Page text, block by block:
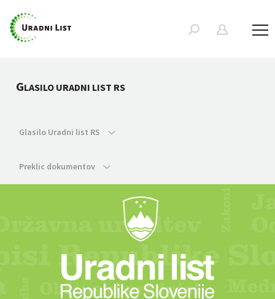
GLASILO URADNI LIST RS
Glasilo Uradni list RS
Preklic dokumentov